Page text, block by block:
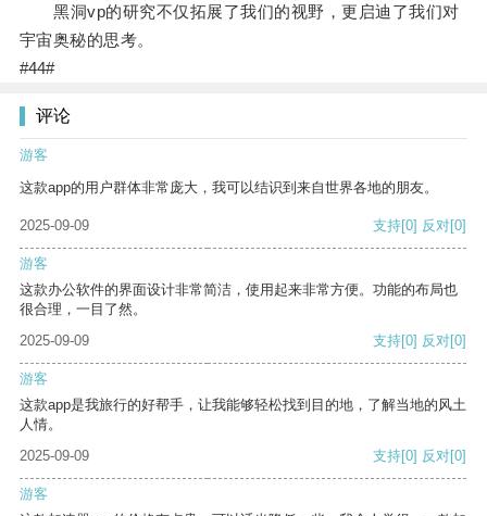
黑洞vp的研究不仅拓展了我们的视野，更启迪了我们对
宇宙奥秘的思考。
#44#
评论
游客
这款app的用户群体非常庞大，我可以结识到来自世界各地的朋友。
2025-09-09 支持[0] 反对[0]
游客
这款办公软件的界面设计非常简洁，使用起来非常方便。功能的布局也
很合理，一目了然。
2025-09-09
支持[0] 反对[0]
游客
这款app是我旅行的好帮手，让我能够轻松找到目的地，了解当地的风土
人情。
2025-09-09
支持[0] 反对[0]
游客